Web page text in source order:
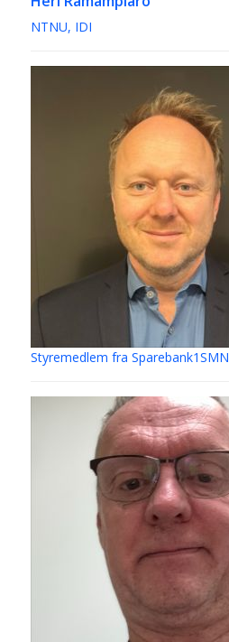
NTNU, IDI
Styremedlem fra Sparebank1SMN